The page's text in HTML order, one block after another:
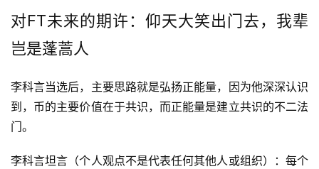
对FT未来的期许：仰天大笑出门去，我辈
岂是蓬蒿人
李科言当选后，主要思路就是弘扬正能量，因为他深深认识
到，币的主要价值在于共识，而正能量是建立共识的不二法
门。
李科言坦言（个人观点不是代表任何其他人或组织）：每个